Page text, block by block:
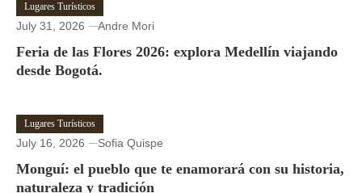
Lugares Turísticos
July 31, 2026 Andre Mori
Feria de las Flores 2026: explora Medellín viajando
desde Bogotá.
Lugares Turísticos
July 16, 2026 Sofia Quispe
Monguí: el pueblo que te enamorará con su historia,
naturaleza y tradición